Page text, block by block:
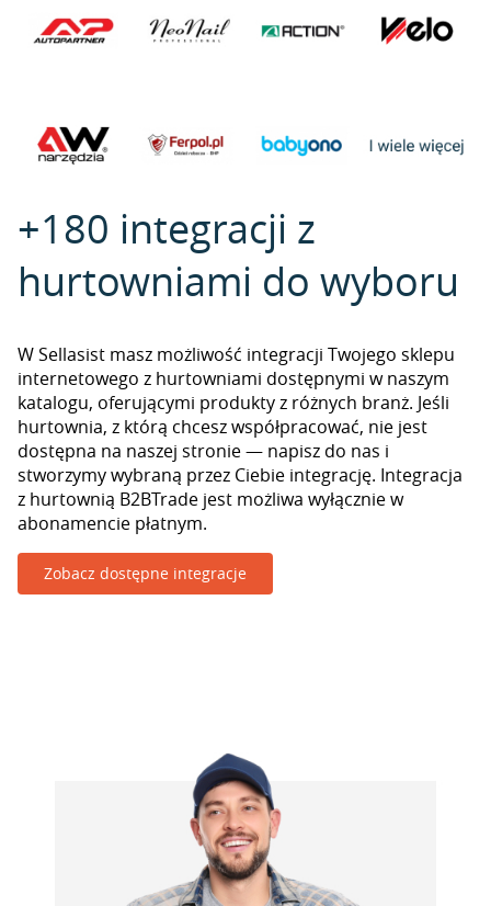
+180 integracji z
hurtowniami do wyboru
W Sellasist masz możliwość integracji Twojego sklepu
internetowego z hurtowniami dostępnymi w naszym
katalogu, oferującymi produkty z różnych branż. Jeśli
hurtownia, z którą chcesz współpracować, nie jest
dostępna na naszej stronie — napisz do nas i
stworzymy wybraną przez Ciebie integrację. Integracja
z hurtownią B2BTrade jest możliwa wyłącznie w
abonamencie płatnym.
Zobacz dostępne integracje